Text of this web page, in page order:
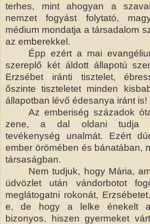
terhes, mint ahogyan a
nemzet fogyást folytató,
médium mondatja a társadalom
az emberekkel.
Épp ezért a mai
szereplő két áldott állapotú
Erzsébet iránti tisztelet,
őszinte tiszteletet minden
állapotban lévő édesanya iránt is!
Az emberiség századok
zene, a dal oldani tudja
tevékenység unalmát. Ezért
ember örömében és bánatában,
társaságban.
Nem tudjuk, hogy Mária,
üdvözlet után vándorbotot
meglátogatni rokonát,
e, de hogy a lelke énekelt
bizonyos, hiszen gyermeket